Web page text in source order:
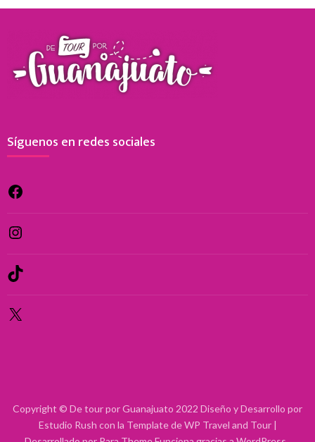
Síguenos en redes sociales
Copyright © De tour por Guanajuato 2022 Diseño y Desarrollo por
Estudio Rush con la Template de WP Travel and Tour |